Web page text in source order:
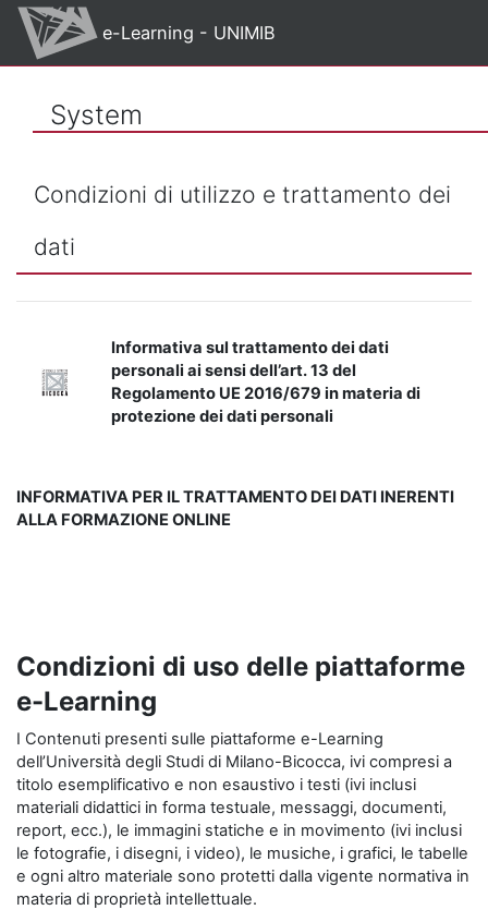
Skip to main content
e-Learning - UNIMIB
System
Condizioni di utilizzo e trattamento dei
dati
Informativa sul trattamento dei dati
personali ai sensi dell’art. 13 del
Regolamento UE 2016/679 in materia di
protezione dei dati personali
INFORMATIVA PER IL TRATTAMENTO DEI DATI INERENTI
ALLA FORMAZIONE ONLINE
Condizioni di uso delle piattaforme
e-Learning
I Contenuti presenti sulle piattaforme e-Learning
dell’Università degli Studi di Milano-Bicocca, ivi compresi a
titolo esemplificativo e non esaustivo i testi (ivi inclusi
materiali didattici in forma testuale, messaggi, documenti,
report, ecc.), le immagini statiche e in movimento (ivi inclusi
le fotografie, i disegni, i video), le musiche, i grafici, le tabelle
e ogni altro materiale sono protetti dalla vigente normativa in
materia di proprietà intellettuale.